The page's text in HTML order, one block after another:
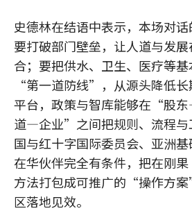
史德林在结语中表示，本场对话
要打破部门壁垒，让人道与发
合；要把供水、卫生、医疗等
“第一道防线”，从源头降低
平台，政策与智库能够在“股
道—企业”之间把规则、流程与
国与红十字国际委员会、亚洲
在华伙伴完全有条件，把在刚
方法打包成可推广的“操作方
区落地见效。